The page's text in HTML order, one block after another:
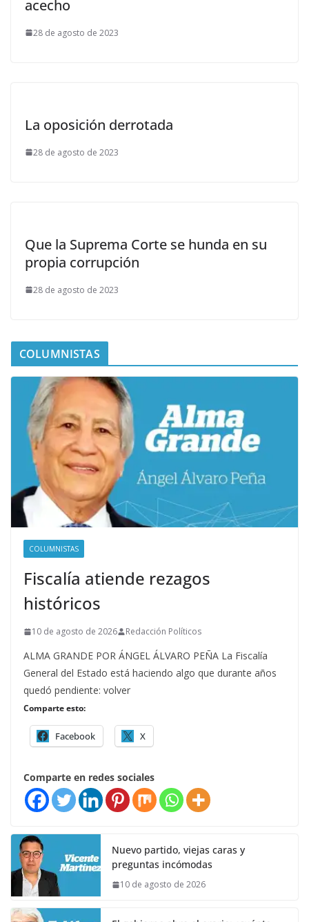
acecho
28 de agosto de 2023
La oposición derrotada
28 de agosto de 2023
Que la Suprema Corte se hunda en su
propia corrupción
28 de agosto de 2023
COLUMNISTAS
COLUMNISTAS
Fiscalía atiende rezagos
históricos
10 de agosto de 2026 Redacción Políticos
ALMA GRANDE POR ÁNGEL ÁLVARO PEÑA La Fiscalía
General del Estado está haciendo algo que durante años
quedó pendiente: volver
Comparte esto:
Facebook X
Comparte en redes sociales
Nuevo partido, viejas caras y
preguntas incómodas
10 de agosto de 2026